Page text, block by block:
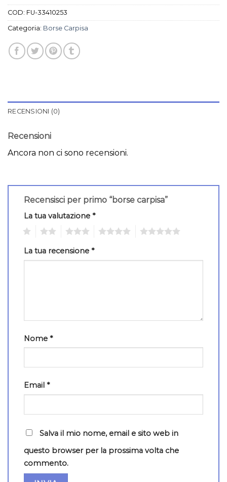
COD: FU-33410253
Categoria: Borse Carpisa
RECENSIONI (0)
Recensioni
Ancora non ci sono recensioni.
Recensisci per primo “borse carpisa”
La tua valutazione *
La tua recensione *
Nome *
Email *
Salva il mio nome, email e sito web in
questo browser per la prossima volta che
commento.